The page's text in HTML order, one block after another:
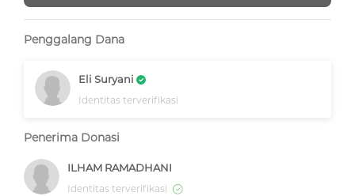
Penggalang Dana
Eli Suryani
Identitas terverifikasi
Penerima Donasi
ILHAM RAMADHANI
Identitas terverifikasi